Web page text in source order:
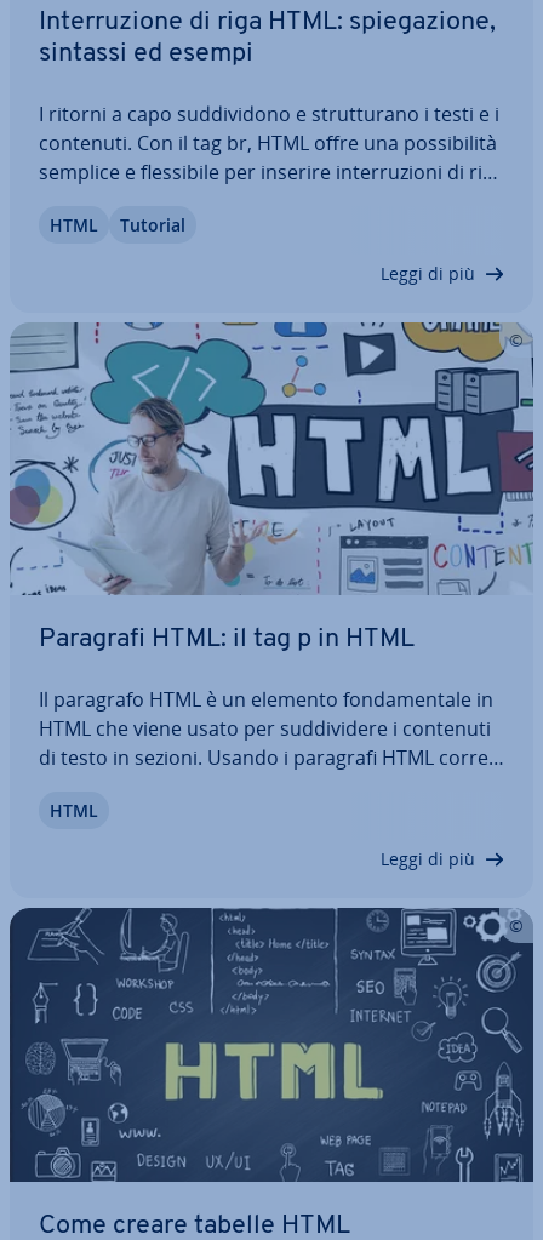
In­ter­ru­zio­ne di riga HTML: spie­ga­zio­ne,
sintassi ed esempi
I ritorni a capo sud­di­vi­do­no e strut­tu­ra­no i testi e i
contenuti. Con il tag br, HTML offre una pos­si­bi­li­tà
semplice e fles­si­bi­le per inserire in­ter­ru­zio­ni di riga
cos’ha di speciale il ritorno a capo HTML e come
HTML Tutorial
Leggi di più
Paragrafi HTML: il tag p in HTML
Il paragrafo HTML è un elemento fon­da­men­ta­le in
HTML che viene usato per sud­di­vi­de­re i contenuti
di testo in sezioni. Usando i paragrafi HTML cor­ret­
mi­glio­ra­re la leg­gi­bi­li­tà e la com­pren­si­bi­li­tà dei siti
HTML
Leggi di più
Come creare tabelle HTML